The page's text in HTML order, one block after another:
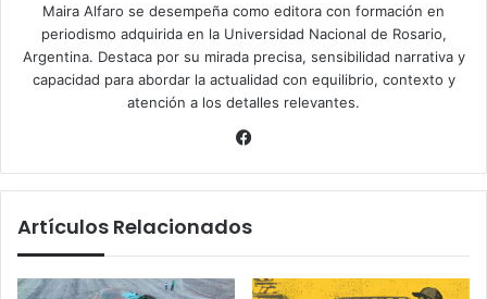
Maira Alfaro se desempeña como editora con formación en
periodismo adquirida en la Universidad Nacional de Rosario,
Argentina. Destaca por su mirada precisa, sensibilidad narrativa y
capacidad para abordar la actualidad con equilibrio, contexto y
atención a los detalles relevantes.
Artículos Relacionados